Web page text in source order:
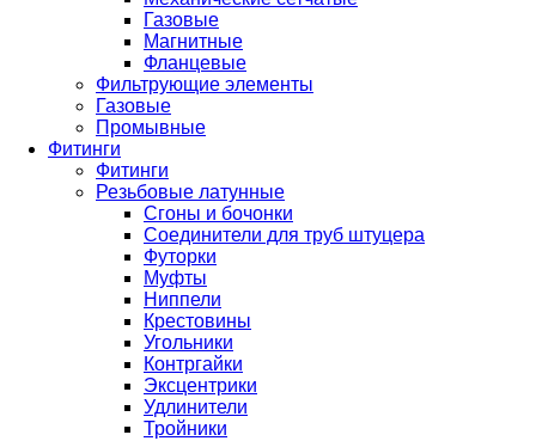
Газовые
Магнитные
Фланцевые
Фильтрующие элементы
Газовые
Промывные
Фитинги
Фитинги
Резьбовые латунные
Сгоны и бочонки
Соединители для труб штуцера
Футорки
Муфты
Ниппели
Крестовины
Угольники
Контргайки
Эксцентрики
Удлинители
Тройники